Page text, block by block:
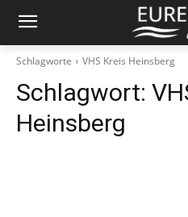
Schlagworte VHS Kreis Heinsberg
Schlagwort:
Heinsberg